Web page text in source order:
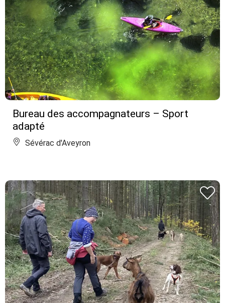
Bureau des accompagnateurs – Sport
adapté
Sévérac d'Aveyron